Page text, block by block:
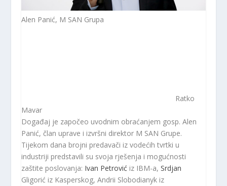
Alen Panić, M SAN Grupa
Ratko
Mavar
Događaj je započeo uvodnim obraćanjem gosp. Alen
Panić, član uprave i izvršni direktor M SAN Grupe.
Tijekom dana brojni predavači iz vodećih tvrtki u
industriji predstavili su svoja rješenja i mogućnosti
zaštite poslovanja: Ivan Petrović iz IBM-a,Srdjan
Gligorić iz Kasperskog, Andrii Slobodianyk iz